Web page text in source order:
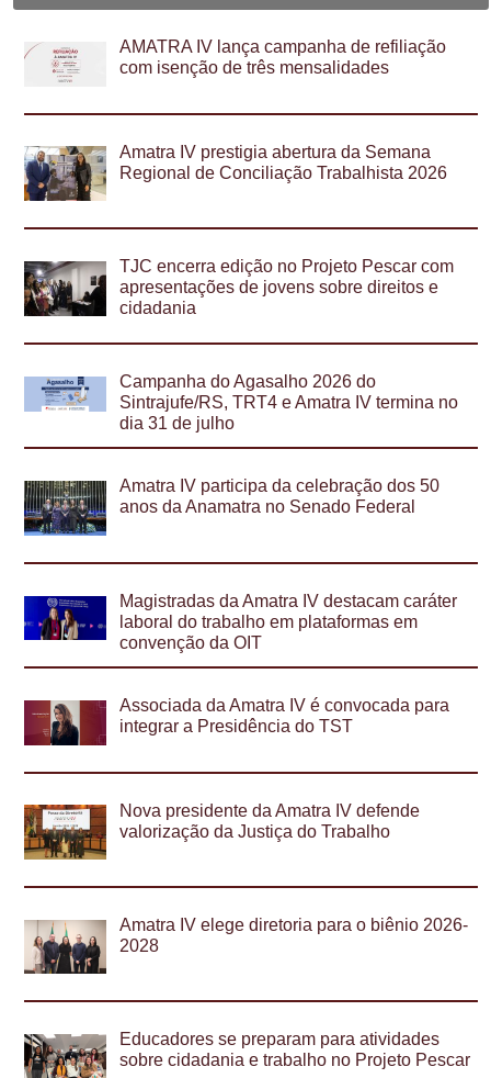
AMATRA IV lança campanha de refiliação
com isenção de três mensalidades
Amatra IV prestigia abertura da Semana
Regional de Conciliação Trabalhista 2026
TJC encerra edição no Projeto Pescar com
apresentações de jovens sobre direitos e
cidadania
Campanha do Agasalho 2026 do
Sintrajufe/RS, TRT4 e Amatra IV termina no
dia 31 de julho
Amatra IV participa da celebração dos 50
anos da Anamatra no Senado Federal
Magistradas da Amatra IV destacam caráter
laboral do trabalho em plataformas em
convenção da OIT
Associada da Amatra IV é convocada para
integrar a Presidência do TST
Nova presidente da Amatra IV defende
valorização da Justiça do Trabalho
Amatra IV elege diretoria para o biênio 2026-
2028
Educadores se preparam para atividades
sobre cidadania e trabalho no Projeto Pescar